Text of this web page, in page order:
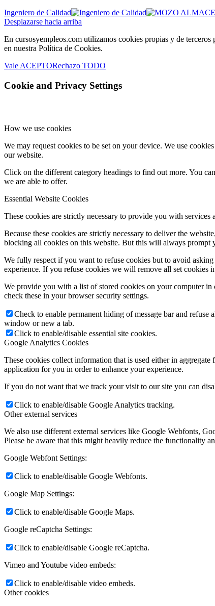
Ingeniero de Calidad
Desplazarse hacia arriba
En cursosyempleos.com utilizamos cookies propias y de
en nuestra Política de Cookies.
Vale ACEPTORechazo TODO
Cookie and Privacy Settings
How we use cookies
We may request cookies to be set on your device. We use
our website.
Click on the different category headings to find out more. You
we are able to offer.
Essential Website Cookies
These cookies are strictly necessary to provide you with
Because these cookies are strictly necessary to deliver the
blocking all cookies on this website. But this will always prompt
We fully respect if you want to refuse cookies but to avoid
experience. If you refuse cookies we will remove all set cookies
We provide you with a list of stored cookies on your computer
check these in your browser security settings.
Check to enable permanent hiding of message bar and
window or new a tab.
Click to enable/disable essential site cookies.
Google Analytics Cookies
These cookies collect information that is used either in
application for you in order to enhance your experience.
If you do not want that we track your visit to our site you can
Click to enable/disable Google Analytics tracking.
Other external services
We also use different external services like Google Webfonts,
Please be aware that this might heavily reduce the functionality
Google Webfont Settings:
Click to enable/disable Google Webfonts.
Google Map Settings:
Click to enable/disable Google Maps.
Google reCaptcha Settings:
Click to enable/disable Google reCaptcha.
Vimeo and Youtube video embeds:
Click to enable/disable video embeds.
Other cookies